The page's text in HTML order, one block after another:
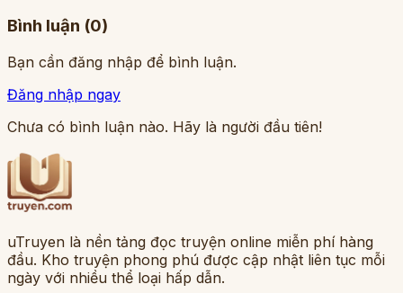
Bình luận (0)
Bạn cần đăng nhập để bình luận.
Đăng nhập ngay
Chưa có bình luận nào. Hãy là người đầu tiên!
uTruyen là nền tảng đọc truyện online miễn phí hàng
đầu. Kho truyện phong phú được cập nhật liên tục mỗi
ngày với nhiều thể loại hấp dẫn.